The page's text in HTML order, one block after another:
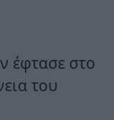
έφτασε στο
του